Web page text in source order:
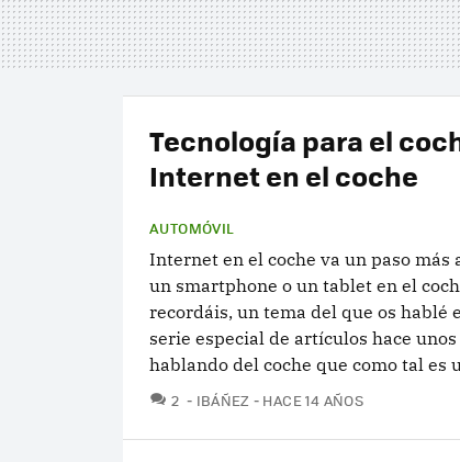
Tecnología para el
Internet en el coche
AUTOMÓVIL
Internet en el coche va un paso más
un smartphone o un tablet en el
recordáis, un tema del que os hablé
serie especial de artículos hace
hablando del coche que como tal es
2 COMENTARIOS
IBÁÑEZ HACE 14 AÑOS